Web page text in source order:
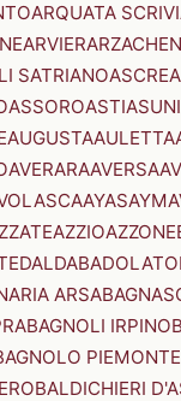
ARQUATA
ARVIER
SATRIANOASCREA
ASSOROASTIASUNI
AUGUSTAAULETTA
AVERARAAVERSA
AYAS
AZZIOAZZONE
BADOLATO
ARSA
BAGNOLI IRPINO
PIEMONTE
BALDICHIERI